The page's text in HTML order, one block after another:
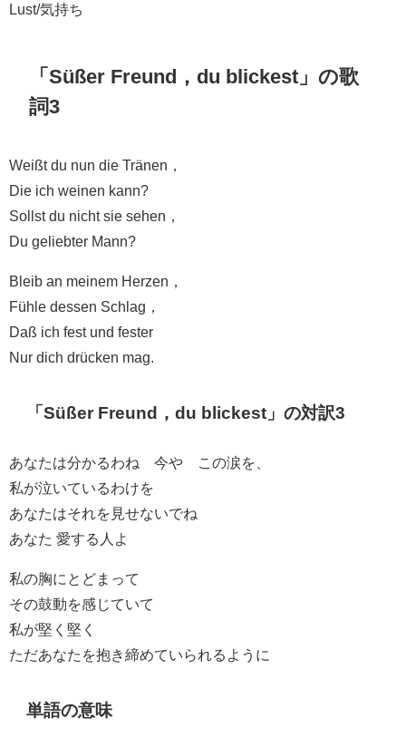
Lust/気持ち
「Süßer Freund，du blickest」の歌
詞3
Weißt du nun die Tränen，
Die ich weinen kann?
Sollst du nicht sie sehen，
Du geliebter Mann?
Bleib an meinem Herzen，
Fühle dessen Schlag，
Daß ich fest und fester
Nur dich drücken mag.
「Süßer Freund，du blickest」の対訳3
あなたは分かるわね 今や この涙を、
私が泣いているわけを
あなたはそれを見せないでね
あなた 愛する人よ
私の胸にとどまって
その鼓動を感じていて
私が堅く堅く
ただあなたを抱き締めていられるように
単語の意味